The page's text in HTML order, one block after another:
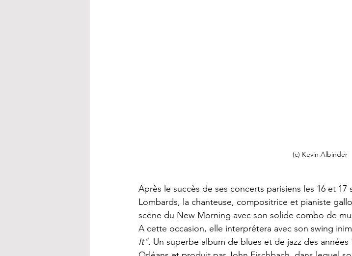
(c) Kevin Albinder
Après le succès de ses concerts parisiens les 16 et 17
Lombards, la chanteuse, compositrice et pianiste
scène du New Morning avec son solide combo de
A cette occasion, elle interprétera avec son swing
It". Un superbe album de blues et de jazz des